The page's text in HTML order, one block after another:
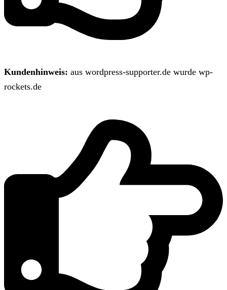
Kundenhinweis: aus wordpress-supporter.de wurde wp-
rockets.de